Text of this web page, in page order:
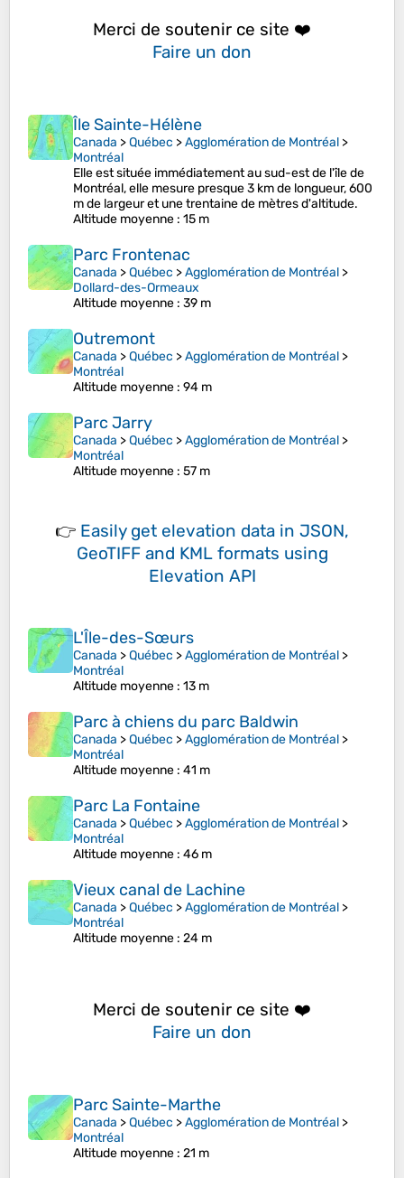
Merci de soutenir ce site ❤️
Faire un don
Île Sainte-Hélène
Canada >Québec >Agglomération de Montréal >
Montréal
Elle est située immédiatement au sud-est de l'île de
Montréal, elle mesure presque 3 km de longueur, 600
m de largeur et une trentaine de mètres d'altitude.
Altitude moyenne : 15 m
Parc Frontenac
Canada >Québec >Agglomération de Montréal >
Dollard-des-Ormeaux
Altitude moyenne : 39 m
Outremont
Canada >Québec >Agglomération de Montréal >
Montréal
Altitude moyenne : 94 m
Parc Jarry
Canada >Québec >Agglomération de Montréal >
Montréal
Altitude moyenne : 57 m
👉 Easily get elevation data in JSON,
GeoTIFF and KML formats using
Elevation API
L'Île-des-Sœurs
Canada >Québec >Agglomération de Montréal >
Montréal
Altitude moyenne : 13 m
Parc à chiens du parc Baldwin
Canada >Québec >Agglomération de Montréal >
Montréal
Altitude moyenne : 41 m
Parc La Fontaine
Canada >Québec >Agglomération de Montréal >
Montréal
Altitude moyenne : 46 m
Vieux canal de Lachine
Canada >Québec >Agglomération de Montréal >
Montréal
Altitude moyenne : 24 m
Merci de soutenir ce site ❤️
Faire un don
Parc Sainte-Marthe
Canada >Québec >Agglomération de Montréal >
Montréal
Altitude moyenne : 21 m